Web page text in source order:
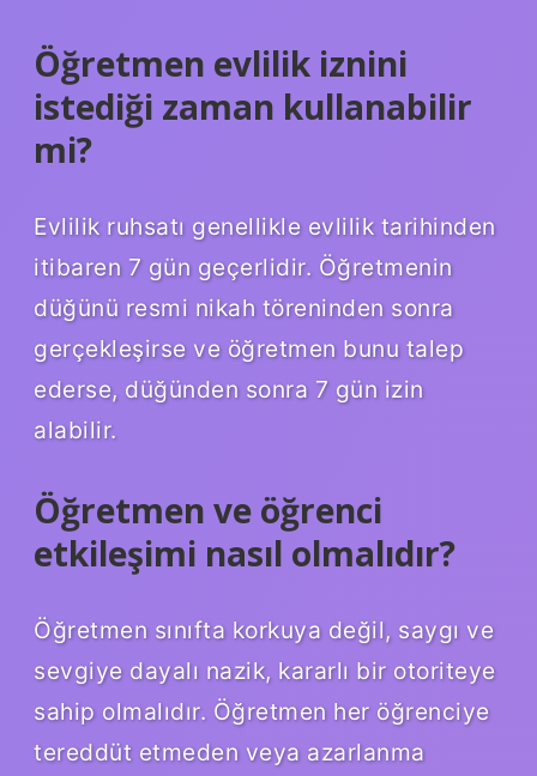
Öğretmen evlilik iznini
istediği zaman kullanabilir
mi?
Evlilik ruhsatı genellikle evlilik tarihinden
itibaren 7 gün geçerlidir. Öğretmenin
düğünü resmi nikah töreninden sonra
gerçekleşirse ve öğretmen bunu talep
ederse, düğünden sonra 7 gün izin
alabilir.
Öğretmen ve öğrenci
etkileşimi nasıl olmalıdır?
Öğretmen sınıfta korkuya değil, saygı ve
sevgiye dayalı nazik, kararlı bir otoriteye
sahip olmalıdır. Öğretmen her öğrenciye
tereddüt etmeden veya azarlanma